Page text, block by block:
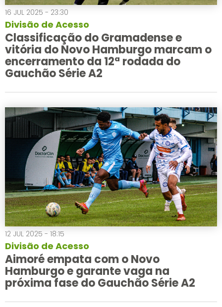
16 JUL 2025 - 23:30
Divisão de Acesso
Classificação do Gramadense e
vitória do Novo Hamburgo marcam o
encerramento da 12ª rodada do
Gauchão Série A2
12 JUL 2025 - 18:15
Divisão de Acesso
Aimoré empata com o Novo
Hamburgo e garante vaga na
próxima fase do Gauchão Série A2